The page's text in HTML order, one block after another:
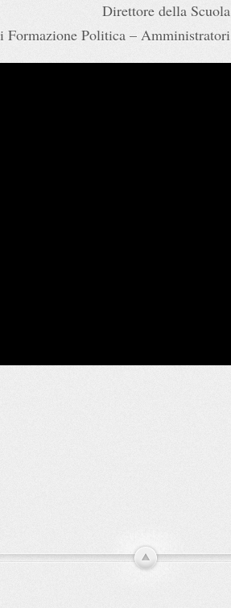
Direttore della Scuola
Formazione Politica – Amministratori